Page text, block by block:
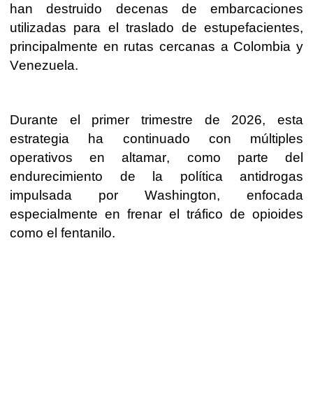
han destruido decenas de embarcaciones
utilizadas para el traslado de estupefacientes,
principalmente en rutas cercanas a Colombia y
Venezuela.
Durante el primer trimestre de 2026, esta
estrategia ha continuado con múltiples
operativos en altamar, como parte del
endurecimiento de la política antidrogas
impulsada por Washington, enfocada
especialmente en frenar el tráfico de opioides
como el fentanilo.